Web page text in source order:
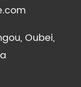
Oubei,